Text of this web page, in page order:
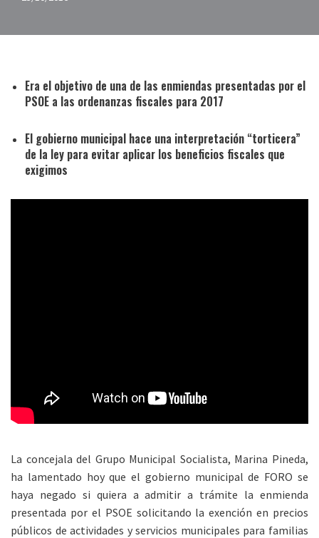
Era el objetivo de una de las enmiendas presentadas por el
PSOE a las ordenanzas fiscales para 2017
El gobierno municipal hace una interpretación “torticera”
de la ley para evitar aplicar los beneficios fiscales que
exigimos
La concejala del Grupo Municipal Socialista, Marina Pineda,
ha lamentado hoy que el gobierno municipal de FORO se
haya negado si quiera a admitir a trámite la enmienda
presentada por el PSOE solicitando la exención en precios
públicos de actividades y servicios municipales para familias